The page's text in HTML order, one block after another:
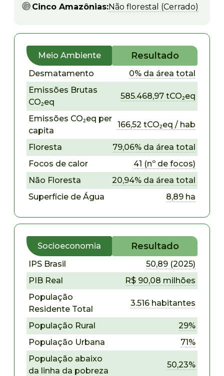
Cinco Amazônias:Não florestal (Cerrado)
Meio Ambiente Resultado
Desmatamento
0% da área total
Emissões Brutas
CO₂eq
585.468,97 tCO₂eq
Emissões CO₂eq per
capita
166,52 tCO₂eq / hab
Floresta
79,06% da área total
Focos de calor
41 (nº de focos)
Não Floresta
20,94% da área total
Superfície de Água
8,89 ha
Socioeconomia Resultado
IPS Brasil
50,89 (2025)
PIB Real
R$ 90,08 milhões
População
Residente Total
3.516 habitantes
População Rural
29%
População Urbana
71%
População abaixo
da linha da pobreza
50,23%